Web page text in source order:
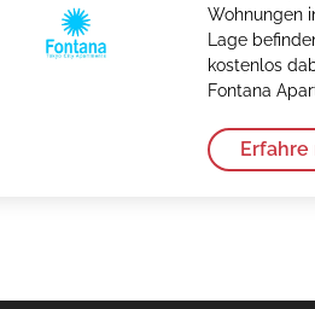
Wohnungen
Lage
kostenlos
Fontana
Erfahre